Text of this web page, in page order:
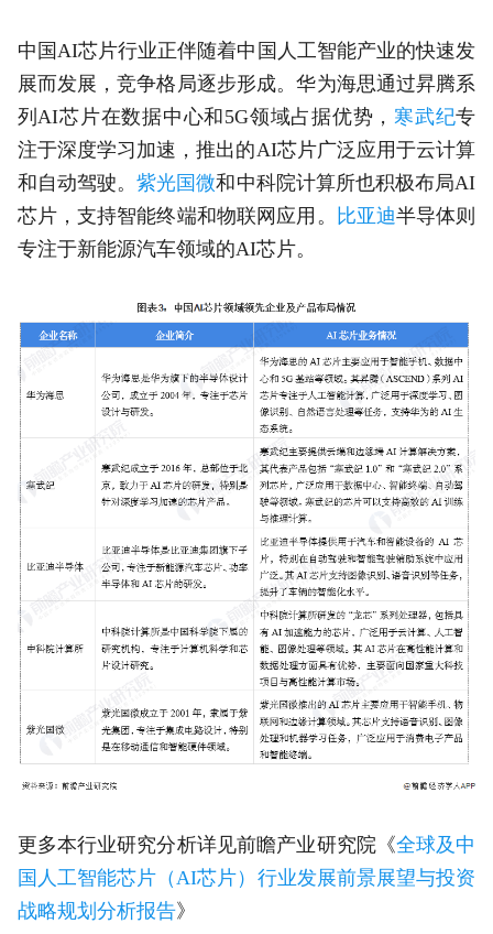
中国AI芯片行业正伴随着中国人工智能产业的快速发
展而发展，竞争格局逐步形成。华为海思通过昇腾系
列AI芯片在数据中心和5G领域占据优势， 寒武纪专
注于深度学习加速，推出的AI芯片广泛应用于云计算
和自动驾驶。紫光国微和中科院计算所也积极布局AI
芯片，支持智能终端和物联网应用。
比亚迪半导体则
专注于新能源汽车领域的AI芯片。
更多本行业研究分析详见前瞻产业研究院《全球及中
国人工智能芯片（AI芯片）行业发展前景展望与投资
战略规划分析报告》